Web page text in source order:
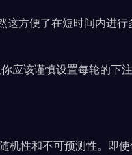
方便了在短时间内进
应该谨慎设置每轮的下
机性和不可预测性。即